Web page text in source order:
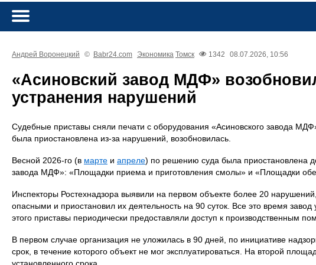
Андрей Воронецкий © Babr24.com Экономика Томск 1342 08.07.2026, 10:56
«Асиновский завод МДФ»
устранения нарушений
Судебные приставы сняли печати с оборудования «Асиновского завода
была приостановлена из-за нарушений, возобновилась.
Весной 2026-го (в марте и апреле) по решению суда была приостановлена
завода МДФ»: «Площадки приема и приготовления смолы» и «Площадки
Инспекторы Ростехнадзора выявили на первом объекте более 20
опасными и приостановил их деятельность на 90 суток. Все это время
этого приставы периодически предоставляли доступ к производственным
В первом случае организация не уложилась в 90 дней, по инициативе
срок, в течение которого объект не мог эксплуатироваться. На второй